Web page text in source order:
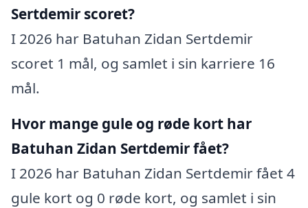
Sertdemir scoret?
I 2026 har Batuhan Zidan Sertdemir
scoret 1 mål, og samlet i sin karriere 16
mål.
Hvor mange gule og røde kort har
Batuhan Zidan Sertdemir fået?
I 2026 har Batuhan Zidan Sertdemir fået 4
gule kort og 0 røde kort, og samlet i sin